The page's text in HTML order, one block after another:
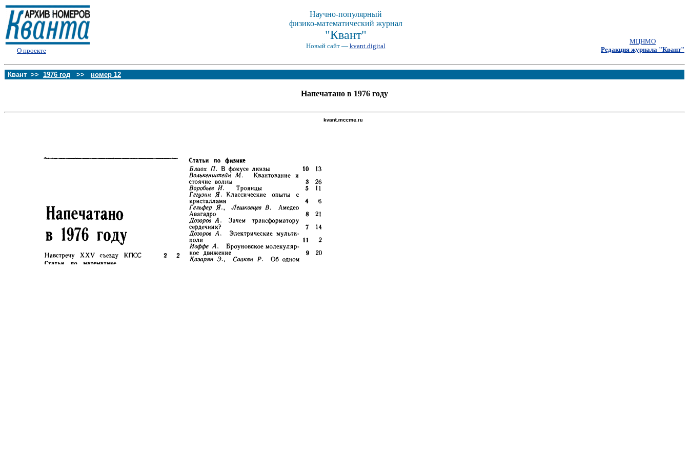
О проекте
Научно-популярный
физико-математический журнал
"Квант"
Новый сайт — kvant.digital
МЦНМО
Редакция журнала "Квант"
Квант >> 1976 год >> номер 12
Напечатано в 1976 году